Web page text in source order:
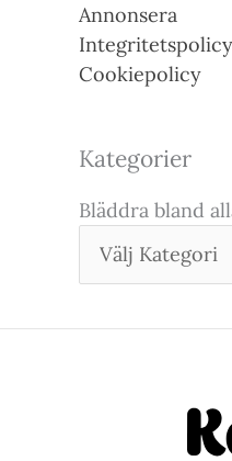
Annonsera
Integritetspolicy
Cookiepolicy
Kategorier
Bläddra bland